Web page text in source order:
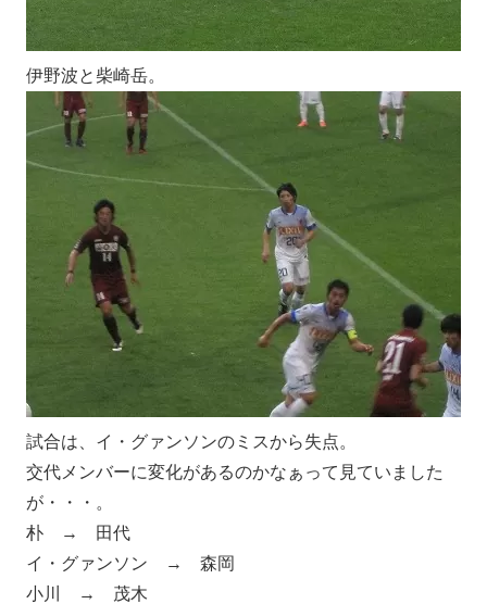
伊野波と柴崎岳。
試合は、イ・グァンソンのミスから失点。
交代メンバーに変化があるのかなぁって見ていました
が・・・。
朴 → 田代
イ・グァンソン → 森岡
小川 → 茂木